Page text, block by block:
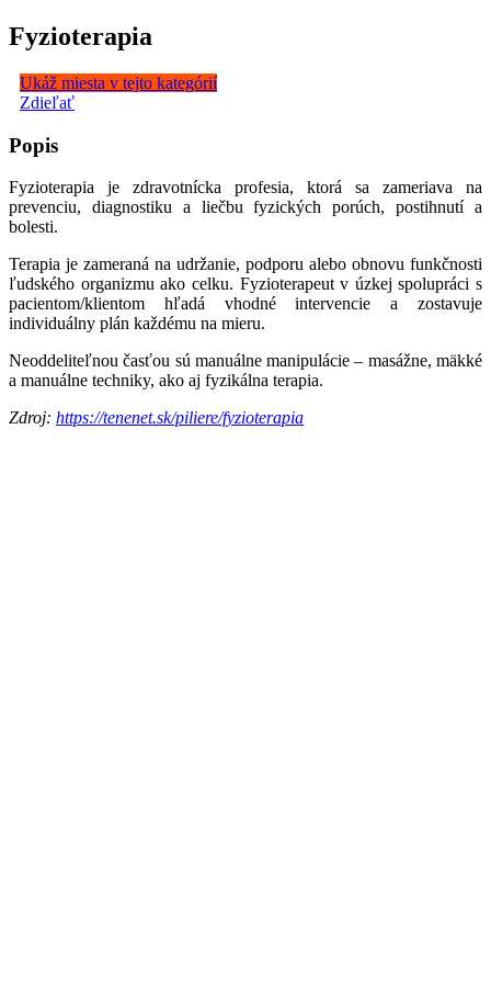
Fyzioterapia
Ukáž miesta v tejto kategórií
Zdieľať
Popis
Fyzioterapia je zdravotnícka profesia, ktorá sa zameriava na
prevenciu, diagnostiku a liečbu fyzických porúch, postihnutí a
bolesti.
Terapia je zameraná na udržanie, podporu alebo obnovu funkčnosti
ľudského organizmu ako celku. Fyzioterapeut v úzkej spolupráci s
pacientom/klientom hľadá vhodné intervencie a zostavuje
individuálny plán každému na mieru.
Neoddeliteľnou časťou sú manuálne manipulácie – masážne, mäkké
a manuálne techniky, ako aj fyzikálna terapia.
Zdroj: https://tenenet.sk/piliere/fyzioterapia